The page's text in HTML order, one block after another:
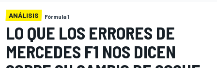
ANÁLISIS Fórmula 1
LO QUE LOS ERRORES DE
MERCEDES F1 NOS DICEN